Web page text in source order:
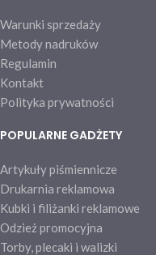
Warunki sprzedaży
Metody nadruków
Regulamin
Kontakt
Polityka prywatności
POPULARNE GADŻETY
Artykuły piśmiennicze
Drukarnia reklamowa
Kubki i filiżanki reklamowe
Odzież promocyjna
Torby, plecaki i walizki